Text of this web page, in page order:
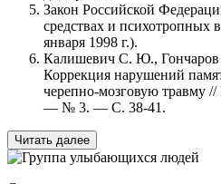
Закон Российской
средствах и
января 1998 г.).
Калишевич С. Ю.,
Коррекция нарушений
черепно-мозговую травму
— № 3. — С. 38-41.
Читать далее